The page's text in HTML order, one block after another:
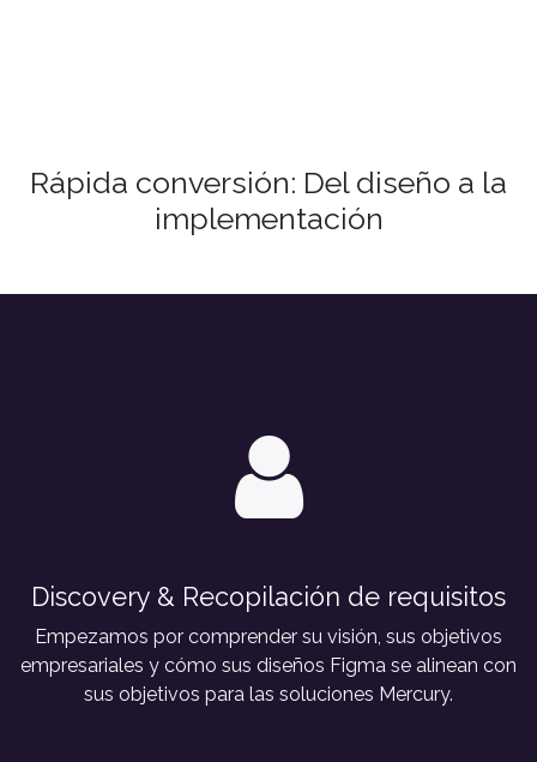
Rápida conversión: Del diseño a la
implementación
Discovery & Recopilación de requisitos
Empezamos por comprender su visión, sus objetivos
empresariales y cómo sus diseños Figma se alinean con
sus objetivos para las soluciones Mercury.